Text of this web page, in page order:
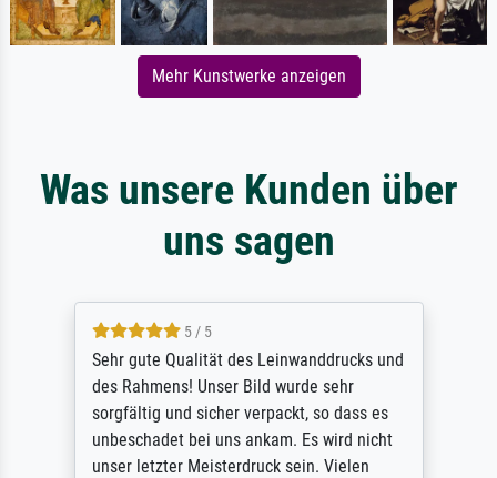
Mehr Kunstwerke anzeigen
Was unsere Kunden über
uns sagen
5 / 5
Sehr gute Qualität des Leinwanddrucks und
des Rahmens! Unser Bild wurde sehr
sorgfältig und sicher verpackt, so dass es
unbeschadet bei uns ankam. Es wird nicht
unser letzter Meisterdruck sein. Vielen